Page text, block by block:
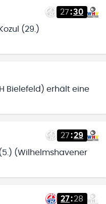
27:30
(29.)
Bielefeld) erhält eine
27:29
(Wilhelmshavener
27:28